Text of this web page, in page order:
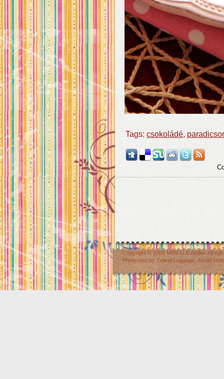
Tags: csokoládé,
Copyright © 2009 MIRELLE Atelier. All
Presented by Travel Luggage Austin